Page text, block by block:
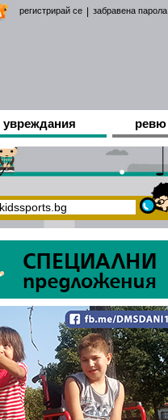
регистрирай се забравена парола
увреждания ревю